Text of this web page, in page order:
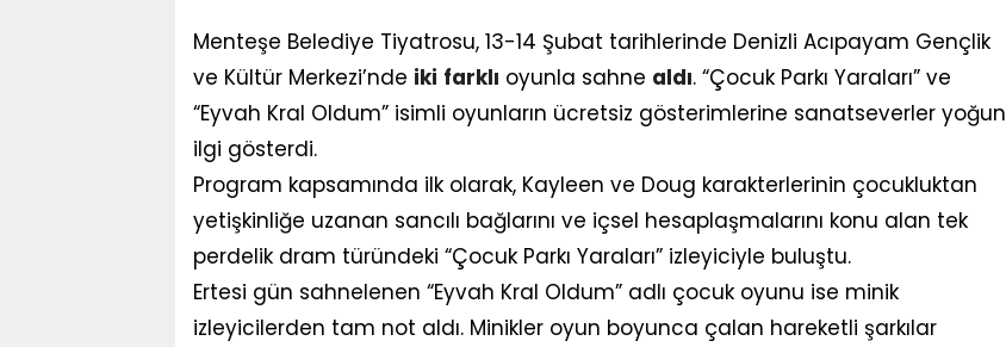
Menteşe Belediye Tiyatrosu, 13-14 Şubat tarihlerinde Denizli Acıpayam Gençlik
ve Kültür Merkezi’nde iki farklı oyunla sahne aldı. “Çocuk Parkı Yaraları” ve
“Eyvah Kral Oldum” isimli oyunların ücretsiz gösterimlerine sanatseverler yoğun
ilgi gösterdi.
Program kapsamında ilk olarak, Kayleen ve Doug karakterlerinin çocukluktan
yetişkinliğe uzanan sancılı bağlarını ve içsel hesaplaşmalarını konu alan tek
perdelik dram türündeki “Çocuk Parkı Yaraları” izleyiciyle buluştu.
Ertesi gün sahnelenen “Eyvah Kral Oldum” adlı çocuk oyunu ise minik
izleyicilerden tam not aldı. Minikler oyun boyunca çalan hareketli şarkılar